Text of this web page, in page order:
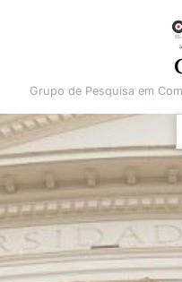
Grupo de Pesquisa em